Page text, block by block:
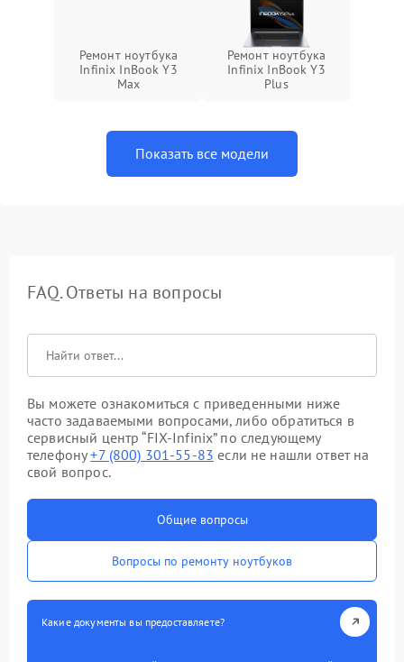
Ремонт ноутбука
Infinix InBook Y3
Max
Ремонт ноутбука
Infinix InBook Y3
Plus
Показать все модели
FAQ. Ответы на вопросы
Вы можете ознакомиться с приведенными ниже
часто задаваемыми вопросами, либо обратиться в
сервисный центр “FIX-Infinix” по следующему
телефону+7 (800) 301-55-83 если не нашли ответ на
свой вопрос.
Общие вопросы
Вопросы по ремонту ноутбуков
Какие документы вы предоставляете?